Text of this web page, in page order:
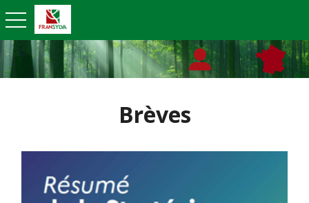
toggle navigation
Brèves